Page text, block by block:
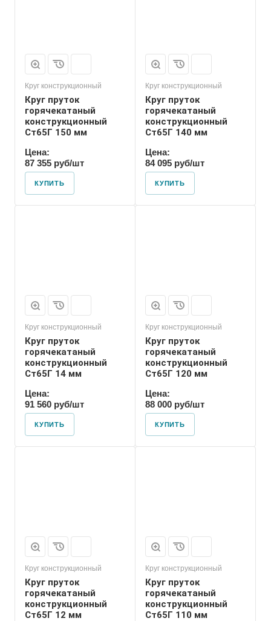
Круг конструкционный
Круг пруток
горячекатаный
конструкционный
Ст65Г 150 мм
Цена:
87 355 руб/шт
КУПИТЬ
Круг конструкционный
Круг пруток
горячекатаный
конструкционный
Ст65Г 140 мм
Цена:
84 095 руб/шт
КУПИТЬ
Круг конструкционный
Круг пруток
горячекатаный
конструкционный
Ст65Г 14 мм
Цена:
91 560 руб/шт
КУПИТЬ
Круг конструкционный
Круг пруток
горячекатаный
конструкционный
Ст65Г 120 мм
Цена:
88 000 руб/шт
КУПИТЬ
Круг конструкционный
Круг пруток
горячекатаный
конструкционный
Ст65Г 12 мм
Круг конструкционный
Круг пруток
горячекатаный
конструкционный
Ст65Г 110 мм